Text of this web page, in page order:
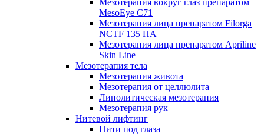
Мезотерапия вокруг глаз препаратом
MesoEye С71
Мезотерапия лица препаратом Filorga
NCTF 135 HA
Мезотерапия лица препаратом Apriline
Skin Line
Мезотерапия тела
Мезотерапия живота
Мезотерапия от целлюлита
Липолитическая мезотерапия
Мезотерапия рук
Нитевой лифтинг
Нити под глаза